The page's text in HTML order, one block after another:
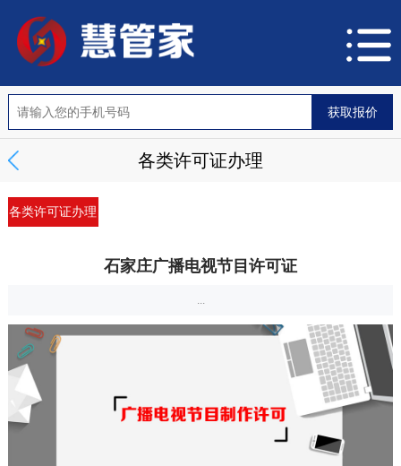
各类许可证办理
各类许可证办理
石家庄广播电视节目许可证